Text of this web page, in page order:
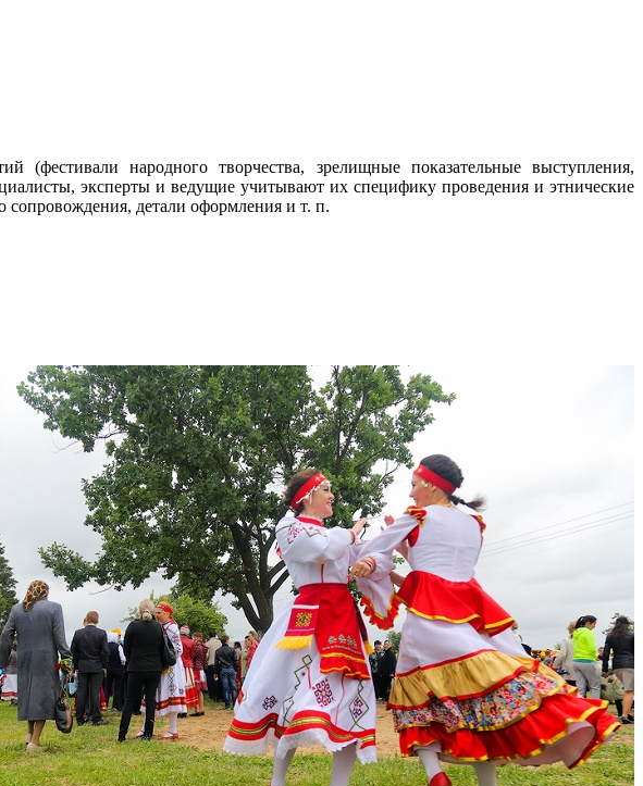
народного творчества, зрелищные показательные выступления,
эксперты и ведущие учитывают их специфику проведения и этнические
детали оформления и т. п.